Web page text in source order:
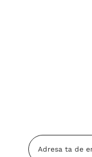
Adresa